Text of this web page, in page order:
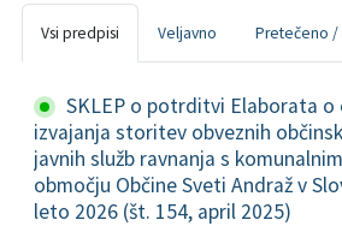
Vsi predpisi Veljavno Pretečeno /
SKLEP o potrditvi Elaborata o
izvajanja storitev obveznih
javnih služb ravnanja s
območju Občine Sveti Andraž v
leto 2026 (št. 154, april 2025)